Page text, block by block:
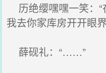
历绝缨嘿嘿一笑：“
我去你家库房开开眼
薛砚礼：“……”